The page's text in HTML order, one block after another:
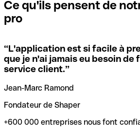
signifie que vous avez le code de
locales.
Si vous n'êtes pas sûr du code SWIFT
utiliser, nous avons développé un outil
codes SWIFT par nom de banque.
vérification/recherche de codes
trouver et vérifier vos codes SWIFT
transferts d’argent.
Ce qu'ils pensent de
pro
“L'application est si facile à
que je n'ai jamais eu besoin de
service client.”
Jean-Marc Ramond
Fondateur de Shaper
+600 000 entreprises nous font